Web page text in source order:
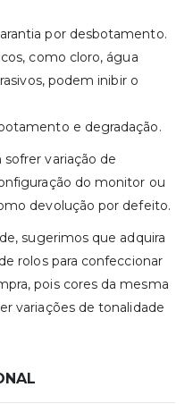
por desbotamento.
como cloro, água
podem inibir o
e degradação.
variação de
do monitor ou
devolução por defeito.
sugerimos que adquira
rolos para confeccionar
pois cores da mesma
variações de tonalidade